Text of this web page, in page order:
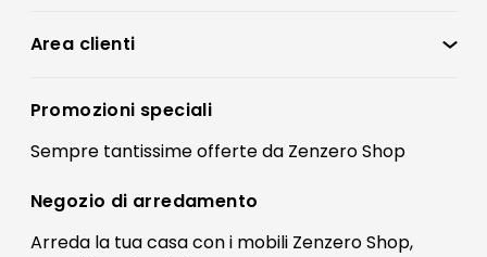
Condizioni di vendita
Preferenze Cookies
Termini e condizioni
Contatti
FAQ
Area clienti
Registrati
Il mio account
Promozioni speciali
Sempre tantissimeofferteda Zenzero Shop
Negozio di arredamento
Arreda la tua casa con i mobili Zenzero Shop,